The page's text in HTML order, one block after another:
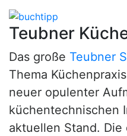
Teubner
Das große Teubner
Thema
neuer opulenter
küchentechnischen
aktuellen Stand.